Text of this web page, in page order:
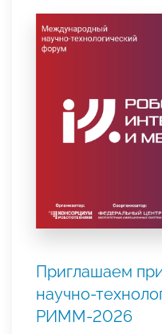
Приглашаем
научно-
РИММ-2026